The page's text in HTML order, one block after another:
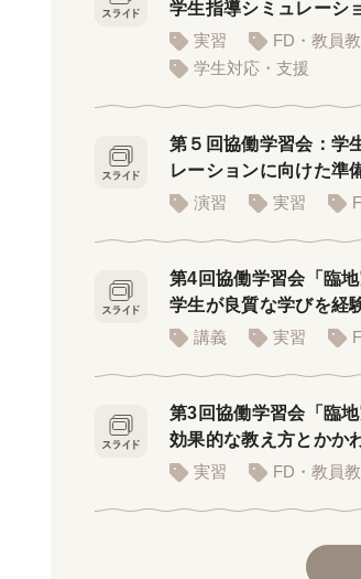
学生指導シミュレーシ
実習
FD・教員
学生対応・支援
第５回協働学習会：学
レーションに向けた準
用PPT)
演習 実習
第4回協働学習会「臨
学生が良質な学びを経
境」講義 実習
第3回協働学習会「臨
効果的な教え方とかか
義用スライド）
実習 FD・教員